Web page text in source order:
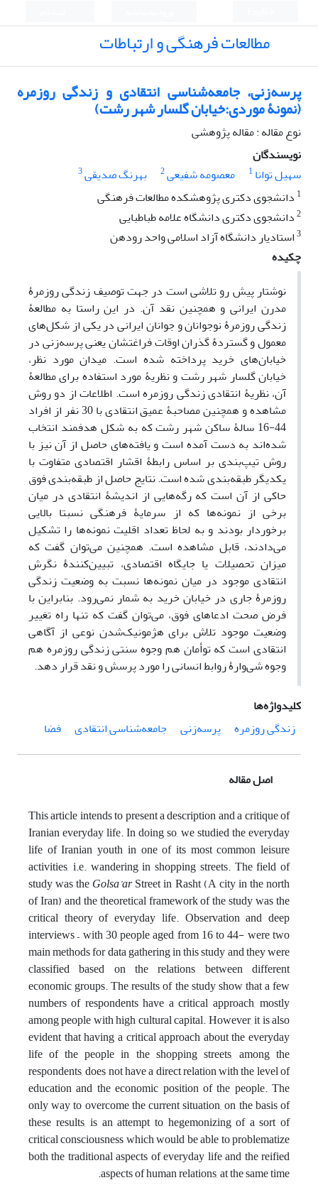
مطالعات فرهنگی و ارتباطات
پرسه‌زنی، جامعه‌شناسی انتقادی و زندگی روزمره
(نمونۀ موردی:خیابان گلسار شهر رشت)
نوع مقاله : مقاله پژوهشی
نویسندگان
سهیل توانا 1 معصومه شفیعی2 بهرنگ صدیقی3
1 دانشجوی دکتری پژوهشکده مطالعات فرهنگی
2دانشجوی دکتری دانشگاه علامه طباطبایی
3استادیار دانشگاه آزاد اسلامی واحد رودهن
چکیده
نوشتار پیش ‌رو تلاشی است در جهت توصیف زندگی روزمرۀ
مدرن ایرانی و همچنین نقد آن. در این راستا به مطالعۀ
زندگی روزمرۀ نوجوانان و جوانان ایرانی در یکی از شکل‌های
معمول و گستردۀ گذران اوقات فراغتشان یعنی پرسه‌زنی در
خیابان‌های خرید پرداخته شده است. میدان مورد نظر،
خیابان گلسار شهر رشت و نظریۀ مورد استفاده برای مطالعۀ
آن، نظریۀ انتقادی زندگی روزمره است. اطلاعات از دو روش
مشاهده و همچنین مصاحبۀ عمیق انتقادی با 30 نفر از افراد
44-16 سالۀ ساکن شهر رشت که به شکل هدفمند انتخاب
شده‌اند به دست آمده است و یافته‌های حاصل از آن نیز با
روش تیپ‌بندی بر اساس رابطۀ اقشار اقتصادی متفاوت با
یکدیگر طبقه‌بندی شده است. نتایج حاصل از طبقه‌بندی فوق
حاکی از آن است که رگه‌هایی از اندیشۀ انتقادی در میان
برخی از نمونه‌ها که از سرمایۀ فرهنگی نسبتا بالایی
برخوردار بودند و به لحاظ تعداد اقلیت نمونه‌ها را تشکیل
می‌دادند، قابل مشاهده است. همچنین می‌توان گفت که
میزان تحصیلات یا جایگاه اقتصادی، تبیین‌کنندۀ نگرش
انتقادی موجود در میان نمونه‌ها نسبت به وضعیت زندگی
روزمرۀ جاری در خیابان خرید به شمار نمی‌رود. بنابراین با
فرض صحت ادعاهای فوق، می‌توان گفت که تنها راه تغییر
وضعیت موجود تلاش برای هژمونیک‌شدن نوعی از آگاهی
انتقادی است که توأمان هم وجوه سنتی زندگی روزمره هم
وجوه شی‌وارۀ روابط انسانی را مورد پرسش و نقد قرار دهد.
کلیدواژه‌ها
زندگی روزمره
پرسه‌زنی جامعه‌شناسی انتقادی فضا
اصل مقاله
This article intends to present a description and a critique of
Iranian everyday life. In doing so, we studied the everyday
life of Iranian youth in one of its most common leisure
activities, i.e. wandering in shopping streets. The field of
study was theGolsa’arStreet in Rasht (A city in the north
of Iran) and the theoretical framework of the study was the
critical theory of everyday life. Observation and deep
interviews – with 30 people aged from 16 to 44- were two
main methods for data gathering in this study and they were
classified based on the relations between different
economic groups. The results of the study show that a few
numbers of respondents have a critical approach, mostly
among people with high cultural capital. However, it is also
evident that having a critical approach about the everyday
life of the people in the shopping streets, among the
respondents, does not have a direct relation with the level of
education and the economic position of the people. The
only way to overcome the current situation, on the basis of
these results, is an attempt to hegemonizing of a sort of
critical consciousness which would be able to problematize
both the traditional aspects of everyday life and the reified
aspects of human relations, at the same time.